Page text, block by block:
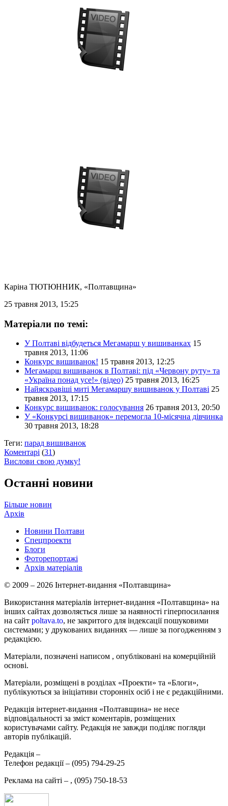
Каріна ТЮТЮННИК, «Полтавщина»
25 травня 2013, 15:25
Матеріали по темі:
У Полтаві відбудеться Мегамарш у вишиванках 15
травня 2013, 11:06
Конкурс вишиванок! 15 травня 2013, 12:25
Мегамарш вишиванок в Полтаві: під «Червону руту» та
«Україна понад усе!» (відео) 25 травня 2013, 16:25
Найяскравіші миті Мегамаршу вишиванок у Полтаві 25
травня 2013, 17:15
Конкурс вишиванок: голосування 26 травня 2013, 20:50
У «Конкурсі вишиванок» перемогла 10-місячна дівчинка
30 травня 2013, 18:28
Теги: парад вишиванок
Коментарі (31)
Вислови свою думку!
Останні новини
Більше новин
Архів
Новини Полтави
Спецпроекти
Блоги
Фоторепортажі
Архів матеріалів
© 2009 – 2026 Інтернет-видання «Полтавщина»
Використання матеріалів інтернет-видання «Полтавщина» на
інших сайтах дозволяється лише за наявності гіперпосилання
на сайт poltava.to, не закритого для індексації пошуковими
системами; у друкованих виданнях — лише за погодженням з
редакцією.
Матеріали, позначені написом , опубліковані на комерційній
основі.
Матеріали, розміщені в розділах «Проекти» та «Блоги»,
публікуються за ініціативи сторонніх осіб і не є редакційними.
Редакція інтернет-видання «Полтавщина» не несе
відповідальності за зміст коментарів, розміщених
користувачами сайту. Редакція не завжди поділяє погляди
авторів публікацій.
Редакція –
Телефон редакції – (095) 794-29-25
Реклама на сайті – , (095) 750-18-53